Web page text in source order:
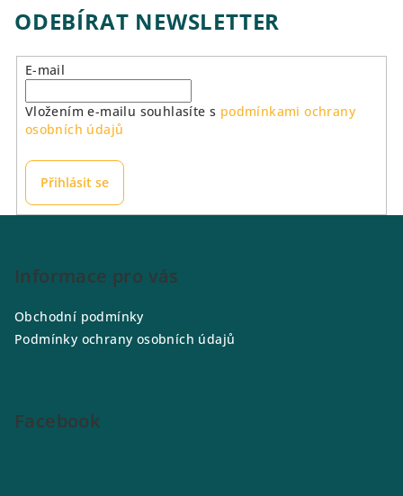
á
d
a
p
v
ODEBÍRAT NEWSLETTER
E-mail
Vložením e-mailu souhlasíte s podmínkami ochrany
osobních údajů
Přihlásit se
Informace pro vás
Obchodní podmínky
Podmínky ochrany osobních údajů
Facebook